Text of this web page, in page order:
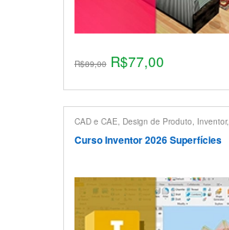
R$89,00 R$77,00
CAD e CAE, Design de Produto, Inventor,
Curso Inventor 2026 Superfícies